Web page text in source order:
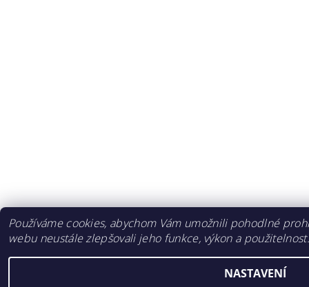
Používáme cookies, abychom Vám umožnili pohodlné
webu neustále zlepšovali jeho funkce, výkon a použitelnost.
NASTAVENÍ